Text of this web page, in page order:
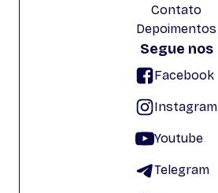
Contato
Depoimentos
Segue nos
Facebook
Instagram
Youtube
Telegram